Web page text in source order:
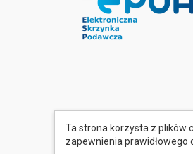
Ta strona korzysta z plików
zapewnienia prawidłowego